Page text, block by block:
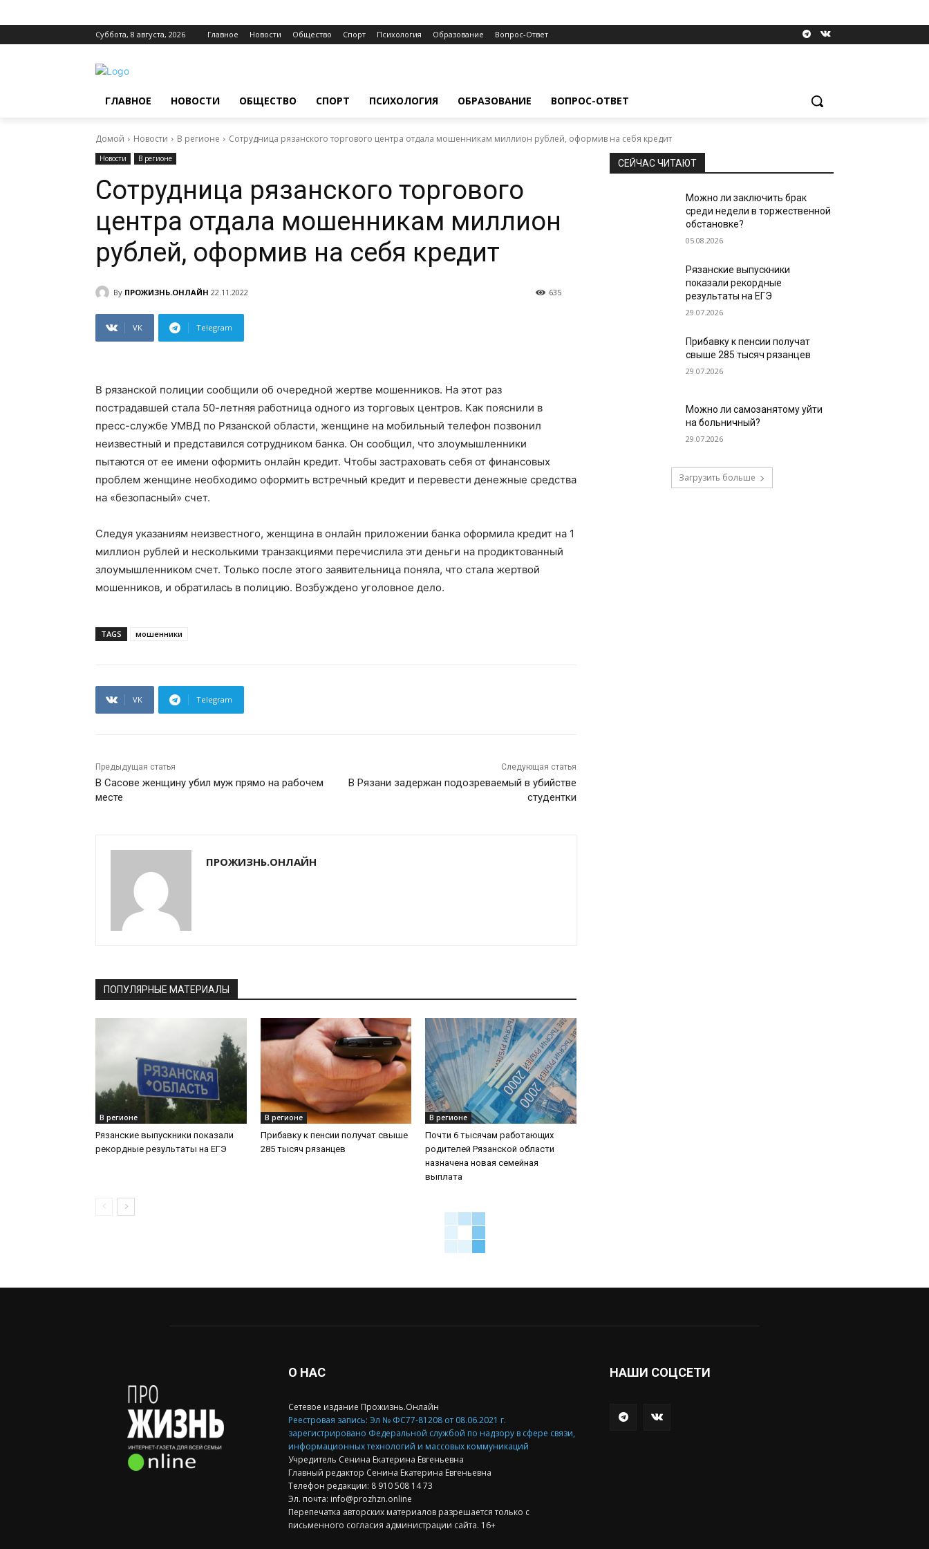
Суббота, 8 августа, 2026 Главное Новости Общество Спорт Психология Образование Вопрос-Ответ
ГЛАВНОЕ НОВОСТИ ОБЩЕСТВО СПОРТ ПСИХОЛОГИЯ ОБРАЗОВАНИЕ ВОПРОС-ОТВЕТ
Домой Новости В регионе Сотрудница рязанского торгового центра отдала мошенникам миллион рублей, оформив на себя кредит
Новости В регионе
Сотрудница рязанского торгового
центра отдала мошенникам миллион
рублей, оформив на себя кредит
By ПРОЖИЗНЬ.ОНЛАЙН 22.11.2022 635
VK Telegram
В рязанской полиции сообщили об очередной жертве мошенников. На этот раз
пострадавшей стала 50-летняя работница одного из торговых центров. Как пояснили в
пресс-службе УМВД по Рязанской области, женщине на мобильный телефон позвонил
неизвестный и представился сотрудником банка. Он сообщил, что злоумышленники
пытаются от ее имени оформить онлайн кредит. Чтобы застраховать себя от финансовых
проблем женщине необходимо оформить встречный кредит и перевести денежные средства
на «безопасный» счет.
Следуя указаниям неизвестного, женщина в онлайн приложении банка оформила кредит на 1
миллион рублей и несколькими транзакциями перечислила эти деньги на продиктованный
злоумышленником счет. Только после этого заявительница поняла, что стала жертвой
мошенников, и обратилась в полицию. Возбуждено уголовное дело.
TAGS мошенники
VK Telegram
Предыдущая статья
В Сасове женщину убил муж прямо на рабочем
месте
Следующая статья
В Рязани задержан подозреваемый в убийстве
студентки
ПРОЖИЗНЬ.ОНЛАЙН
ПОПУЛЯРНЫЕ МАТЕРИАЛЫ
В регионе
Рязанские выпускники показали
рекордные результаты на ЕГЭ
В регионе
Прибавку к пенсии получат свыше
285 тысяч рязанцев
В регионе
Почти 6 тысячам работающих
родителей Рязанской области
назначена новая семейная
выплата
СЕЙЧАС ЧИТАЮТ
Можно ли заключить брак
среди недели в торжественной
обстановке?
05.08.2026
Рязанские выпускники
показали рекордные
результаты на ЕГЭ
29.07.2026
Прибавку к пенсии получат
свыше 285 тысяч рязанцев
29.07.2026
Можно ли самозанятому уйти
на больничный?
29.07.2026
Загрузить больше
О НАС
Сетевое издание Прожизнь.Онлайн
Реестровая запись: Эл № ФС77-81208 от 08.06.2021 г.
зарегистрировано Федеральной службой по надзору в сфере связи,
информационных технологий и массовых коммуникаций
Учредитель Сенина Екатерина Евгеньевна
Главный редактор Сенина Екатерина Евгеньевна
Телефон редакции: 8 910 508 14 73
Эл. почта: info@prozhzn.online
Перепечатка авторских материалов разрешается только с
письменного согласия администрации сайта. 16+
НАШИ СОЦСЕТИ